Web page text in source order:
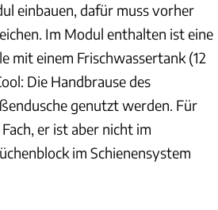
einbauen, dafür muss vorher
Im Modul enthalten ist eine
mit einem Frischwassertank (12
Die Handbrause des
genutzt werden. Für
er ist aber nicht im
im Schienensystem